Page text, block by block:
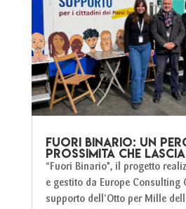
Fuori Binario: un
prossimità che
“Fuori Binario”, il progetto
e gestito da Europe Consulting
supporto dell’Otto per Mille